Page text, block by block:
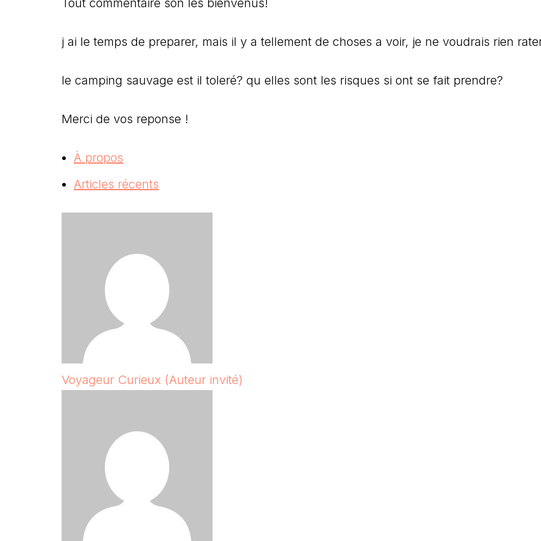
j ai le temps de preparer, mais il y a tellement de choses a voir, je ne voudrais rien
le camping sauvage est il toleré? qu elles sont les risques si ont se fait prendre?
Merci de vos reponse !
À propos
Articles récents
Voyageur Curieux (Auteur invité)